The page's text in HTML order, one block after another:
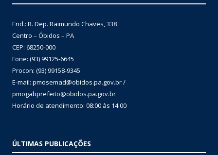
End.: R. Dep. Raimundo Chaves, 338
Centro – Óbidos – PA
CEP: 68250-000
Fone: (93) 99125-6645
Procon: (93) 99158-9345
E-mail: pmosemad@obidos.pa.gov.br /
pmogabprefeito@obidos.pa.gov.br
Horário de atendimento: 08:00 às 14:00
ÚLTIMAS PUBLICAÇÕES